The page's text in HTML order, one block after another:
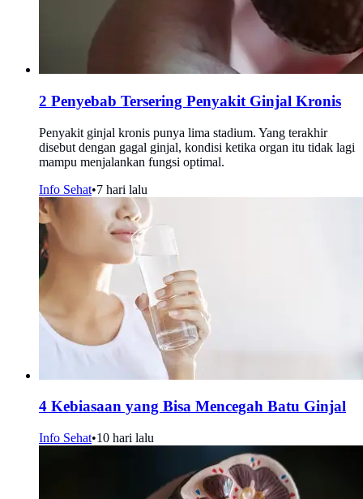
2 Penyebab Tersering Penyakit Ginjal Kronis
Penyakit ginjal kronis punya lima stadium. Yang terakhir
disebut dengan gagal ginjal, kondisi ketika organ itu tidak lagi
mampu menjalankan fungsi optimal.
Info Sehat•7 hari lalu
4 Kebiasaan yang Bisa Mencegah Batu Ginjal
Info Sehat•10 hari lalu